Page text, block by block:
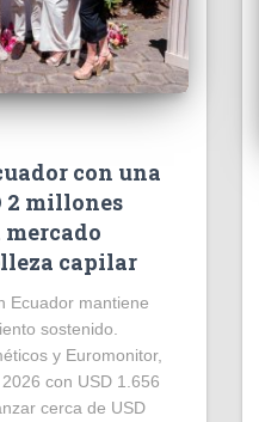
con una
2 millones
capilar
Ecuador mantiene
sostenido.
y Euromonitor,
con USD 1.656
cerca de USD